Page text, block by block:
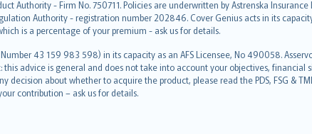
Authority - Firm No. 750711. Policies are underwritten by Astrenska
Authority - registration number 202846. Cover Genius acts in its
is a percentage of your premium - ask us for details.
Number 43 159 983 598) in its capacity as an AFS Licensee, No 490058.
advice is general and does not take into account your objectives, financial
about whether to acquire the product, please read the PDS, FSG &
contribution – ask us for details.